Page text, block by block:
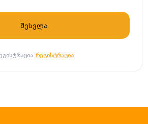
რეგისტრაცია